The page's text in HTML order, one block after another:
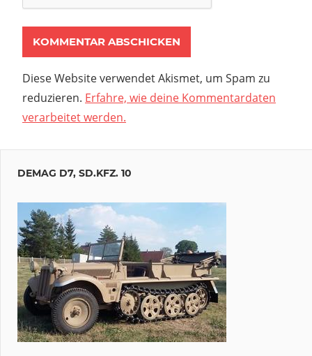
Diese Website verwendet Akismet, um Spam zu
reduzieren. Erfahre, wie deine Kommentardaten
verarbeitet werden.
DEMAG D7, SD.KFZ. 10